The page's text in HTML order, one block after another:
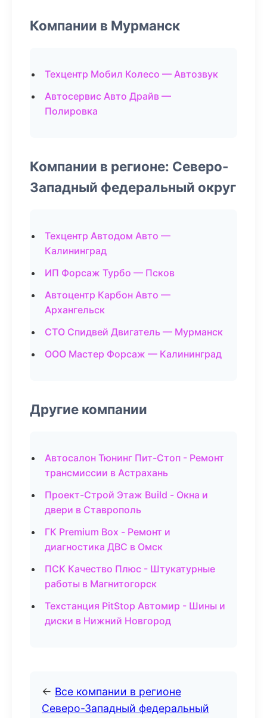
Компании в Мурманск
Техцентр Мобил Колесо — Автозвук
Автосервис Авто Драйв —
Полировка
Компании в регионе: Северо-
Западный федеральный округ
Техцентр Автодом Авто —
Калининград
ИП Форсаж Турбо — Псков
Автоцентр Карбон Авто —
Архангельск
СТО Спидвей Двигатель — Мурманск
ООО Мастер Форсаж — Калининград
Другие компании
Автосалон Тюнинг Пит-Стоп - Ремонт
трансмиссии в Астрахань
Проект-Строй Этаж Build - Окна и
двери в Ставрополь
ГК Premium Box - Ремонт и
диагностика ДВС в Омск
ПСК Качество Плюс - Штукатурные
работы в Магнитогорск
Техстанция PitStop Автомир - Шины и
диски в Нижний Новгород
← Все компании в регионе
Северо-Западный федеральный